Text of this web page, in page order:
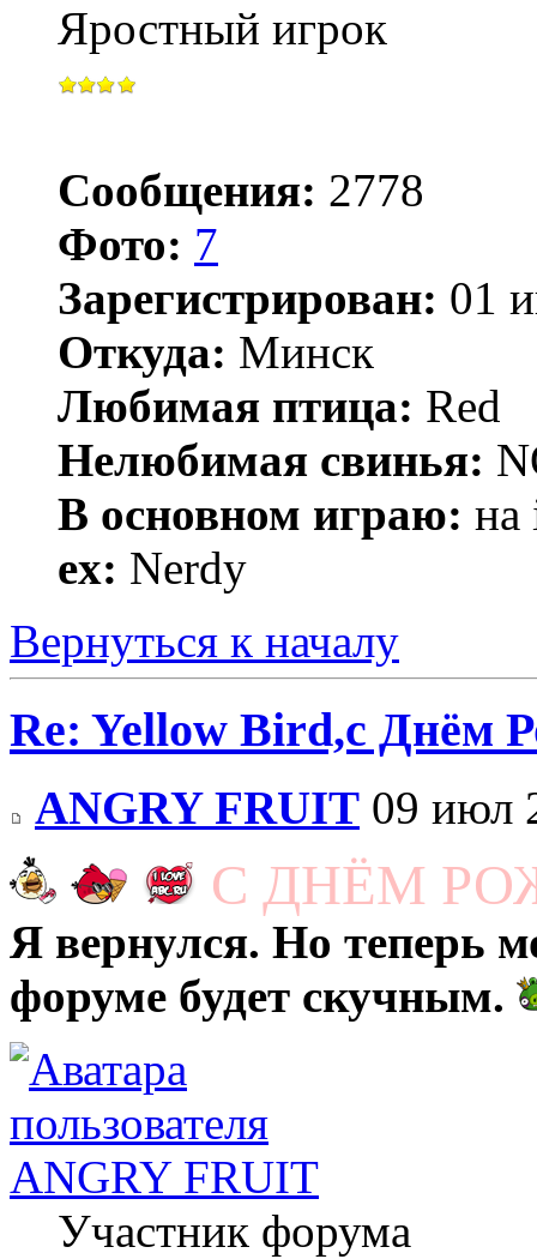
Яростный игрок
Сообщения: 2778
Фото: 7
Зарегистрирован: 01
Откуда: Минск
Любимая птица: Red
Нелюбимая свинья:
В основном играю: на
ex: Nerdy
Вернуться к началу
Re: Yellow Bird,с Днём
ANGRY FRUIT 09 июл
С ДНЁМ
Я вернулся. Но теперь
форуме будет скучным.
ANGRY FRUIT
Участник форума